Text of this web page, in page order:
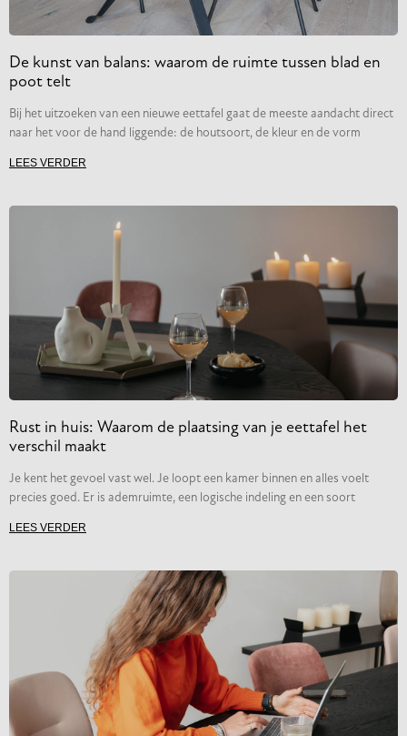
De kunst van balans: waarom de ruimte tussen blad en
poot telt
Bij het uitzoeken van een nieuwe eettafel gaat de meeste aandacht direct
naar het voor de hand liggende: de houtsoort, de kleur en de vorm
LEES VERDER
Rust in huis: Waarom de plaatsing van je eettafel het
verschil maakt
Je kent het gevoel vast wel. Je loopt een kamer binnen en alles voelt
precies goed. Er is ademruimte, een logische indeling en een soort
LEES VERDER